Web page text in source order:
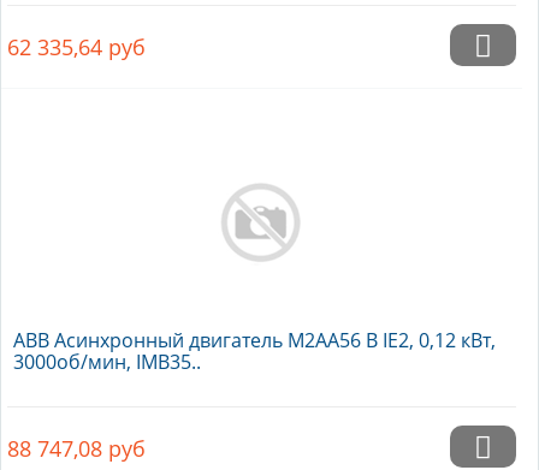
62 335,64 руб
ABB Асинхронный двигатель M2AA56 B IE2, 0,12 кВт,
3000об/мин, IMB35..
88 747,08 руб